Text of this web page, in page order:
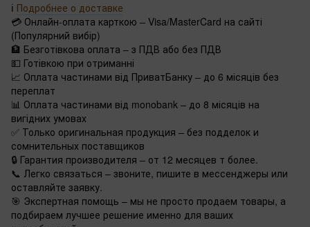
ℹ️ Подробнее о доставке
💳 Онлайн-оплата карткою – Visa/MasterCard на сайті
(Популярний вибір)
🏦 Безготівкова оплата – з ПДВ або без ПДВ
💵 Готівкою при отриманні
📈 Оплата частинами від ПриватБанку – до 6 місяців без
переплат
📊 Оплата частинами від monobank – до 8 місяців на
вигідних умовах
✅ Только оригинальная продукция – без подделок и
сомнительных поставщиков
🔒 Гарантия производителя – от 12 месяцев т более.
📞 Легко связаться – звоните, пишите в мессенджеры или
оставляйте заявку.
🎯 Экспертная помощь – мы не просто продаем товары, а
подбираем лучшее решение именно для ваших